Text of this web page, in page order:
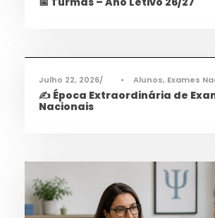
Julho 22, 2026 • Alunos, Exames
✍️ Época Extraordinária de
Nacionais